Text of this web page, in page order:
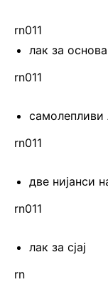
rn011
лак за основа
rn011
самолепливи
rn011
две нијанси
rn011
лак за сјај
rn